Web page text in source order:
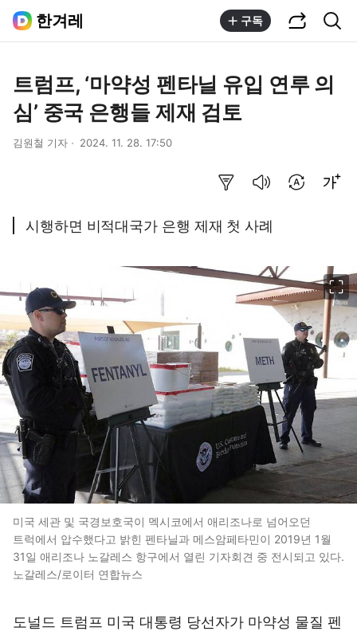
한겨레 구독
트럼프, ‘마약성 펜타닐 유입 연루 의
심’ 중국 은행들 제재 검토
김원철 기자 2024. 11. 28. 17:50
시행하면 비적대국가 은행 제재 첫 사례
미국 세관 및 국경보호국이 멕시코에서 애리조나로 넘어오던
트럭에서 압수했다고 밝힌 펜타닐과 메스암페타민이 2019년 1월
31일 애리조나 노갈레스 항구에서 열린 기자회견 중 전시되고 있다.
노갈레스/로이터 연합뉴스
도널드 트럼프 미국 대통령 당선자가 마약성 물질 펜